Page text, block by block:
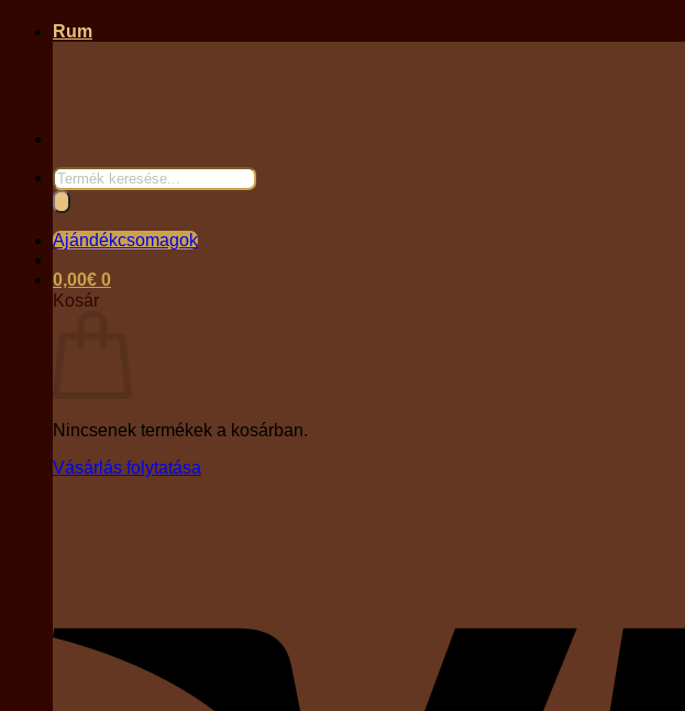
Products
search
Ajándékcsomagok
0,00€ 0
Kosár
Nincsenek termékek a kosárban.
Vásárlás folytatása
Rum